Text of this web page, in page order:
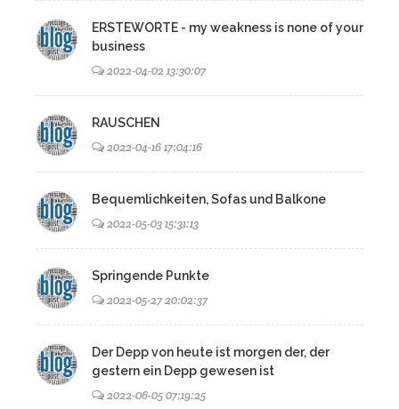
ERSTEWORTE - my weakness is none of your
business
2022-04-02 13:30:07
RAUSCHEN
2022-04-16 17:04:16
Bequemlichkeiten, Sofas und Balkone
2022-05-03 15:31:13
Springende Punkte
2022-05-27 20:02:37
Der Depp von heute ist morgen der, der
gestern ein Depp gewesen ist
2022-06-05 07:19:25